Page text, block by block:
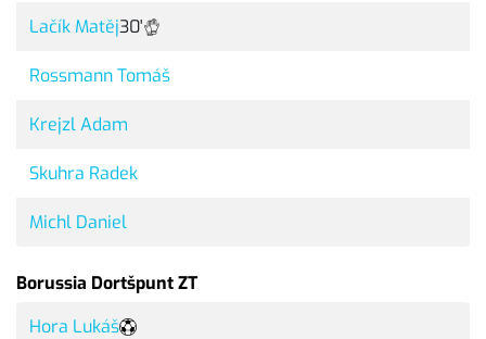
Lačík Matěj30'
Rossmann Tomáš
Krejzl Adam
Skuhra Radek
Michl Daniel
Borussia Dortšpunt ZT
Hora Lukáš